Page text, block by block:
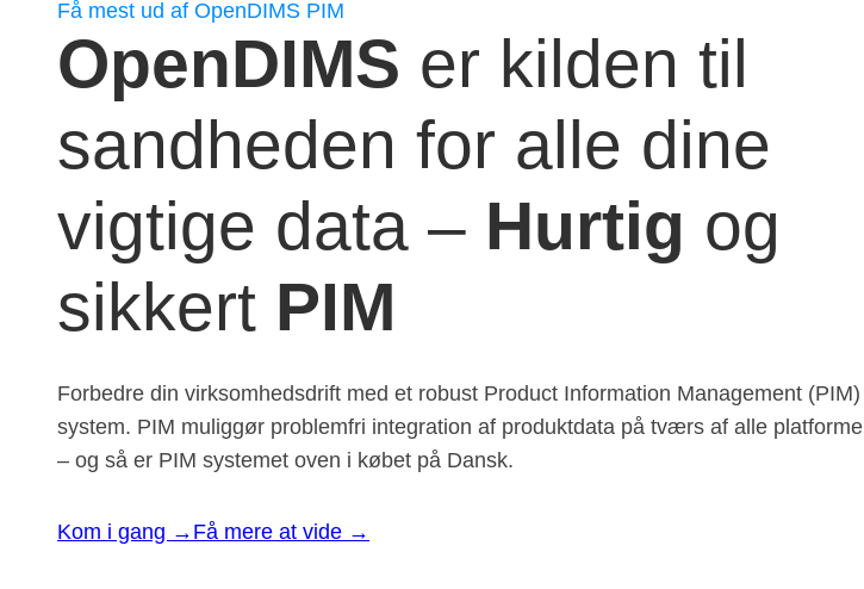
Få mest ud af OpenDIMS PIM
OpenDIMS er kilden til
sandheden for alle dine
vigtige data – Hurtig og
sikkert PIM
Forbedre din virksomhedsdrift med et robust Product Information Management (PIM)
system. PIM muliggør problemfri integration af produktdata på tværs af alle platforme
– og så er PIM systemet oven i købet på Dansk.
Kom i gang → Få mere at vide →